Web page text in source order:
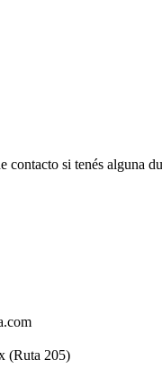
si tenés alguna
(Ruta 205)